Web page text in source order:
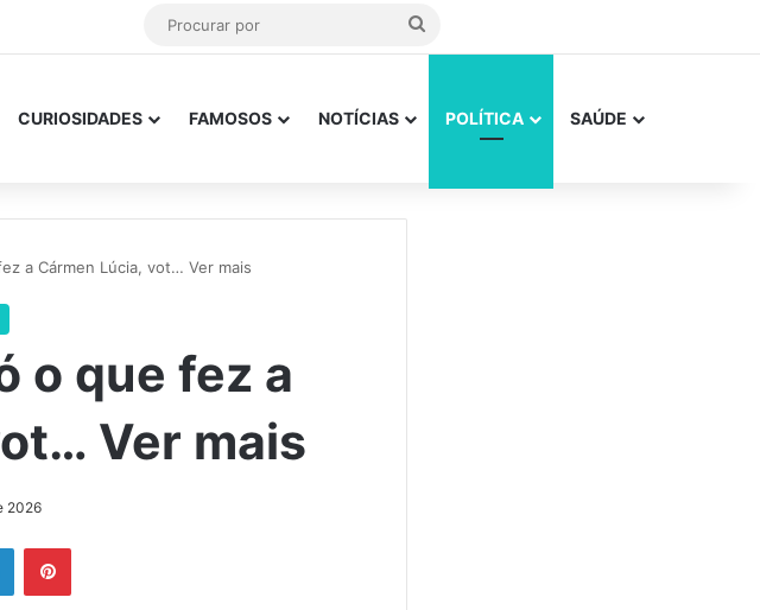
CURIOSIDADES FAMOSOS NOTÍCIAS POLÍTICA SAÚDE
a Cármen Lúcia, vot… Ver mais
o que fez a
Ver mais
2026
LinkedinPinterest